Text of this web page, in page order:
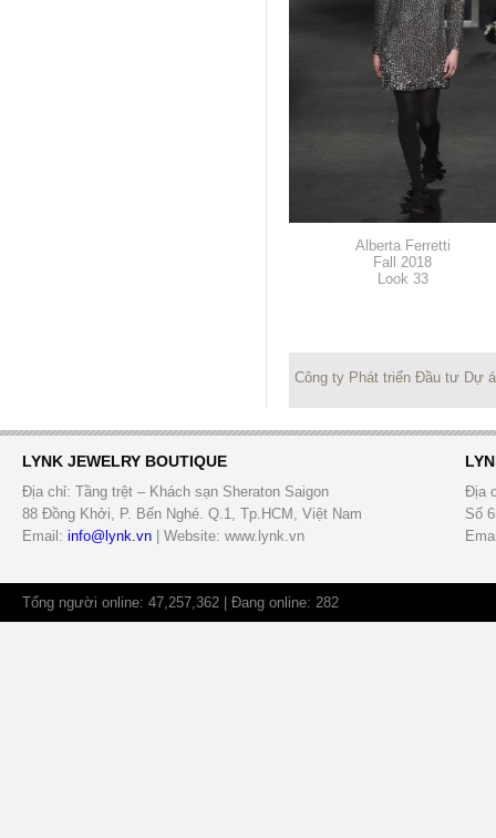
Alberta Ferretti
Fall 2018
Look 33
Công ty Phát triển Đầu tư Dự
LYNK JEWELRY BOUTIQUE
Địa chỉ: Tầng trệt – Khách sạn Sheraton Saigon
88 Đồng Khởi, P. Bến Nghé. Q.1, Tp.HCM, Việt Nam
Email: info@lynk.vn | Website: www.lynk.vn
Địa
Số
Tổng người online: 47,257,362 | Đang online: 282